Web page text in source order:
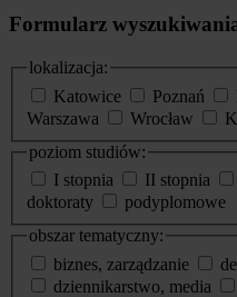
Formularz
lokalizacja:
Katowice
Poznań
Warszawa
Wrocław
poziom studiów:
I stopnia
II stopnia
doktoraty
podyplomowe
obszar tematyczny:
biznes, zarządzanie
dziennikarstwo, media